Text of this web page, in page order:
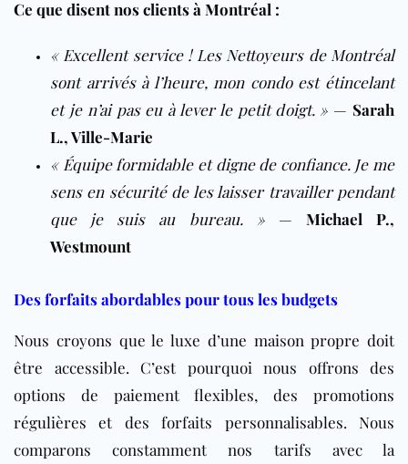
Ce que disent nos clients à Montréal :
« Excellent service ! Les Nettoyeurs de Montréal
sont arrivés à l’heure, mon condo est étincelant
et je n’ai pas eu à lever le petit doigt. » — Sarah
L., Ville-Marie
« Équipe formidable et digne de confiance. Je me
sens en sécurité de les laisser travailler pendant
que je suis au bureau. »— Michael P.,
Westmount
Des forfaits abordables pour tous les budgets
Nous croyons que le luxe d’une maison propre doit
être accessible. C’est pourquoi nous offrons des
options de paiement flexibles, des promotions
régulières et des forfaits personnalisables. Nous
comparons constamment nos tarifs avec la